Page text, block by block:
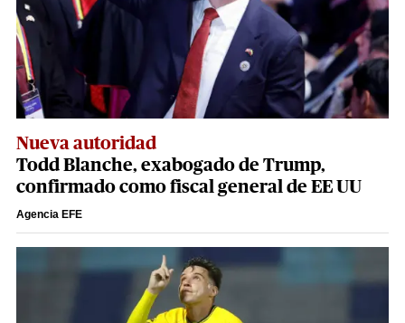
Nueva autoridad
Todd Blanche, exabogado de Trump,
confirmado como fiscal general de EE UU
Agencia EFE